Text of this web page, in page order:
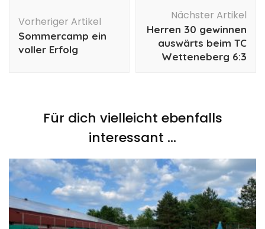
Vorheriger Artikel
Sommercamp ein
voller Erfolg
Nächster Artikel
Herren 30 gewinnen
auswärts beim TC
Wetteneberg 6:3
Für dich vielleicht ebenfalls
interessant …